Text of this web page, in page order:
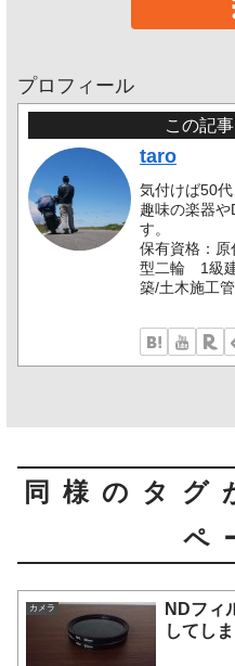
プロフィール
この記
taro
気付けば50
趣味の楽器
す。
保有資格：
型二輪 1級
築/土木施工
同様のタグ
ペ
カメラ
NDフィ
してし